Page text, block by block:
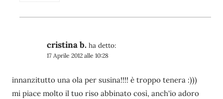
cristina b. ha detto:
17 Aprile 2012 alle 10:28
innanzitutto una ola per susina!!!! è troppo tenera :)))
mi piace molto il tuo riso abbinato così, anch'io adoro